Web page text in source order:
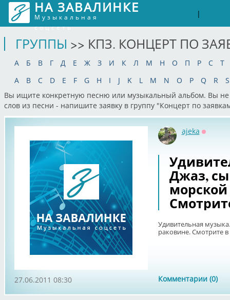
НА ЗАВАЛИНКЕ
Музыкальная
соцсеть
|
ГРУППЫ >> КПЗ. КОНЦЕРТ ПО
А Б В Г Д Е Ж З И К Л М Н О П Р С
Т
A
B C D E F G H I J K L M N O P Q R
S
Вы ищите конкретную песню или музыкальный альбом. Вы не
слов из песни - напишите заявку в группу "Концерт по
ajeka
Джаз,
Удивительная
раковине. Смотрите в
Комментарии (0)
27.06.2011 08:30